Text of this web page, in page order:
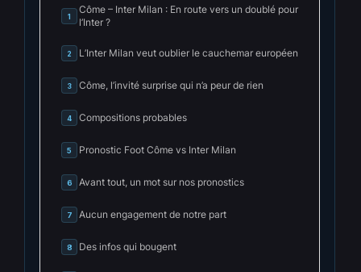
1
Côme – Inter Milan : En route vers un doublé pour
l’Inter ?
2 L’Inter Milan veut oublier le cauchemar européen
3 Côme, l’invité surprise qui n’a peur de rien
4 Compositions probables
5 Pronostic Foot Côme vs Inter Milan
6 Avant tout, un mot sur nos pronostics
7 Aucun engagement de notre part
8 Des infos qui bougent